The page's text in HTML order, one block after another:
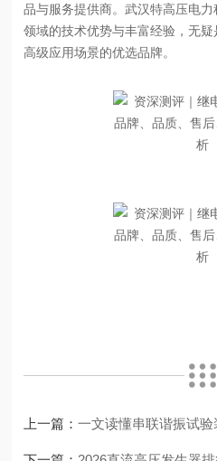
品与服务提供商。武汉特高压电
领域的技术优势与丰富经验，无
高级应用场景的优选品牌。
上一篇：一文读懂串联谐振试验